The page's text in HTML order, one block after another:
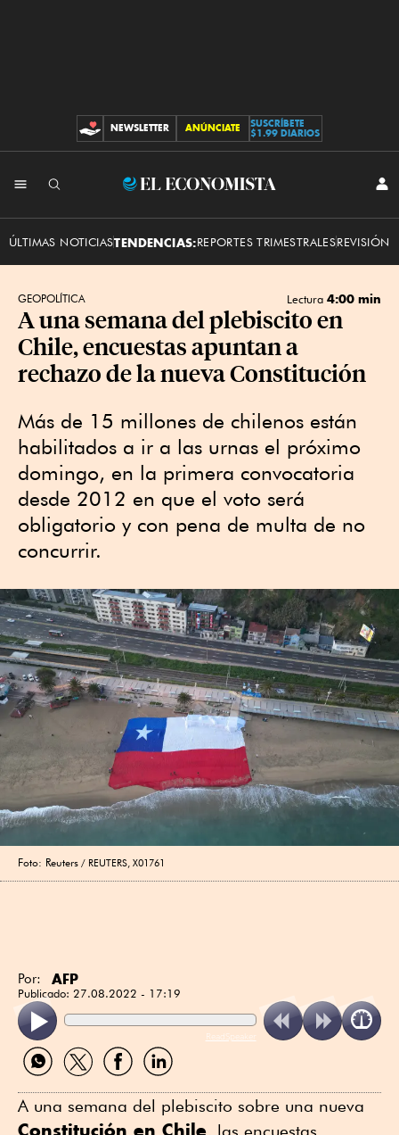
CONTRIBUCIONES
NEWSLETTER ANÚNCIATE
SUSCRÍBETE
$1.99 DIARIOS
El
ÚLTIMAS NOTICIASTENDENCIAS:REPORTES TRIMESTRALESREVISIÓN
GEOPOLÍTICA Lectura 4:00 min
A una semana del plebiscito en
Chile, encuestas apuntan a
rechazo de la nueva Constitución
Más de 15 millones de chilenos están
habilitados a ir a las urnas el próximo
domingo, en la primera convocatoria
desde 2012 en que el voto será
obligatorio y con pena de multa de no
concurrir.
Foto: Reuters REUTERS, X01761
Por: AFP
Publicado: 27.08.2022 - 17:19
ReadSpeaker
Compartir
por
Compartir
por
Compartir
por
Compartir
por
A una semana del plebiscito sobre una nueva
Constitución en Chile, las encuestas